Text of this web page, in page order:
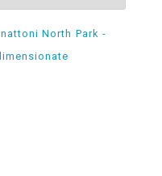
North Park -